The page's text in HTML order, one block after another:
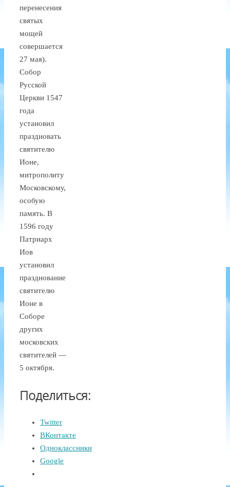
перенесения
святых
мощей
совершается
27 мая).
Собор
Русской
Церкви 1547
года
установил
праздновать
святителю
Ионе,
митрополиту
Московскому,
особую
память. В
1596 году
Патриарх
Иов
установил
празднование
святителю
Ионе в
Соборе
других
московских
святителей —
5 октября.
Поделиться:
Twitter
ВКонтакте
Одноклассники
Google